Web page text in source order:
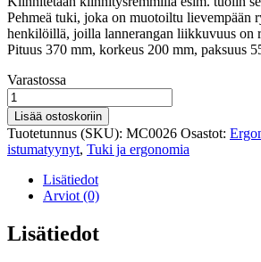
Pehmeä tuki, joka on muotoiltu lievempään
henkilöillä, joilla lannerangan liikkuvuus on
Pituus 370 mm, korkeus 200 mm, paksuus
Varastosaldo
Varastossa
McKenzie
notkotuki
MC0026
määrä
Lisää ostoskoriin
Tuotetunnus (SKU): MC0026 Osastot:
istumatyynyt, Tuki ja ergonomia
Lisätiedot
Arviot (0)
Lisätiedot